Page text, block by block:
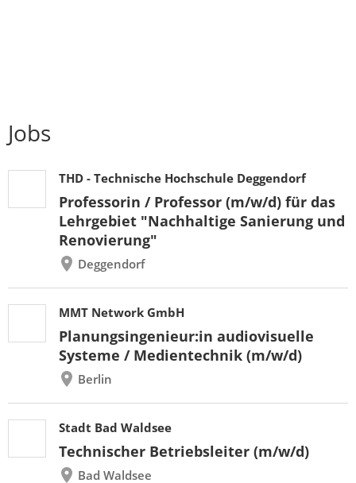
Jobs
THD - Technische Hochschule Deggendorf
Professorin / Professor (m/w/d) für das
Lehrgebiet "Nachhaltige Sanierung und
Renovierung"
Deggendorf
MMT Network GmbH
Planungsingenieur:in audiovisuelle
Systeme / Medientechnik (m/w/d)
Berlin
Stadt Bad Waldsee
Technischer Betriebsleiter (m/w/d)
Bad Waldsee